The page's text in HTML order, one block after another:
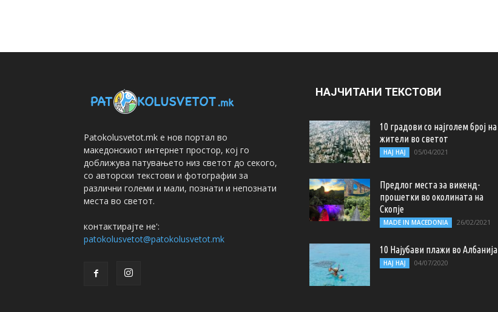
Patokolusvetot.mk е нов портал во
македонскиот интернет простор, кој го
доближува патувањето низ светот до секого,
со авторски текстови и фотографии за
различни големи и мали, познати и непознати
места во светот.
контактирајте не':
patokolusvetot@patokolusvetot.mk
НАЈЧИТАНИ ТЕКСТОВИ
10 градови со најголем број на
жители во светот
НАЈ НАЈ 05/04/2021
Предлог места за викенд-
прошетки во околината на
Скопје
MADE IN MACEDONIA 26/02/2021
10 Најубави плажи во Албанија
НАЈ НАЈ 04/07/2020